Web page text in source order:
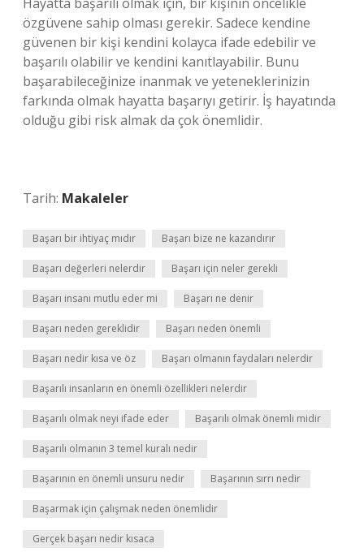
özgüvene sahip olması gerekir. Sadece kendine
güvenen bir kişi kendini kolayca ifade edebilir ve
başarılı olabilir ve kendini kanıtlayabilir. Bunu
başarabileceğinize inanmak ve yeteneklerinizin
farkında olmak hayatta başarıyı getirir. İş hayatında
olduğu gibi risk almak da çok önemlidir.
Tarih: Makaleler
Başarı bir ihtiyaç mıdır Başarı bize ne kazandırır
Başarı değerleri nelerdir Başarı için neler gerekli
Başarı insanı mutlu eder mi Başarı ne denir
Başarı neden gereklidir Başarı neden önemli
Başarı nedir kısa ve öz Başarı olmanın faydaları nelerdir
Başarılı insanların en önemli özellikleri nelerdir
Başarılı olmak neyi ifade eder Başarılı olmak önemli midir
Başarılı olmanın 3 temel kuralı nedir
Başarının en önemli unsuru nedir Başarının sırrı nedir
Başarmak için çalışmak neden önemlidir
Gerçek başarı nedir kısaca